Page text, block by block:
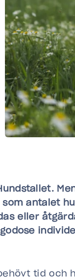
antalet
eller
tid och